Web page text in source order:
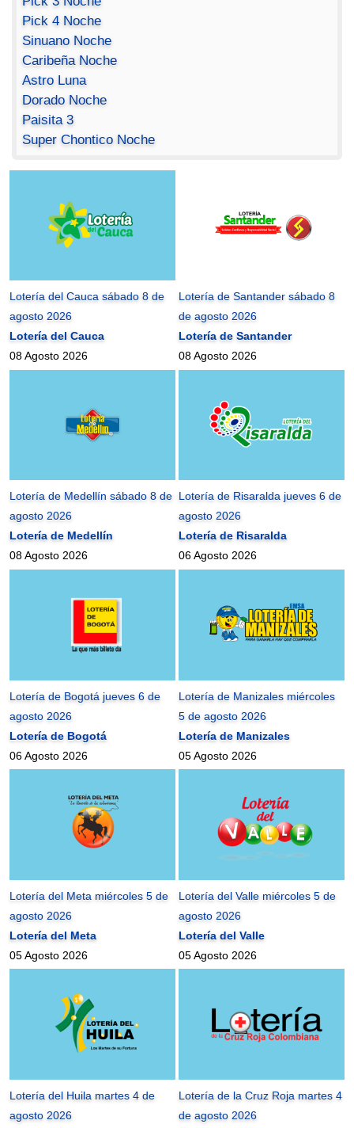
Pick 4 Noche
Sinuano Noche
Caribeña Noche
Astro Luna
Dorado Noche
Paisita 3
Super Chontico Noche
Lotería del Cauca sábado 8 de
agosto 2026
Lotería del Cauca
08 Agosto 2026
Lotería de Santander sábado 8
de agosto 2026
Lotería de Santander
08 Agosto 2026
Lotería de Medellín sábado 8 de
agosto 2026
Lotería de Medellín
08 Agosto 2026
Lotería de Risaralda jueves 6 de
agosto 2026
Lotería de Risaralda
06 Agosto 2026
Lotería de Bogotá jueves 6 de
agosto 2026
Lotería de Bogotá
06 Agosto 2026
Lotería de Manizales miércoles
5 de agosto 2026
Lotería de Manizales
05 Agosto 2026
Lotería del Meta miércoles 5 de
agosto 2026
Lotería del Meta
05 Agosto 2026
Lotería del Valle miércoles 5 de
agosto 2026
Lotería del Valle
05 Agosto 2026
Lotería del Huila martes 4 de
agosto 2026
Lotería de la Cruz Roja martes 4
de agosto 2026